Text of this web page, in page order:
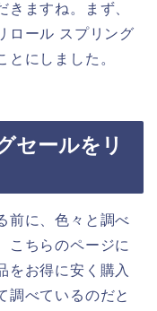
ますね。まず、
ロール スプリング
にしました。
セールをリ
前に、色々と調べ
こちらのページに
をお得に安く購入
調べているのだと